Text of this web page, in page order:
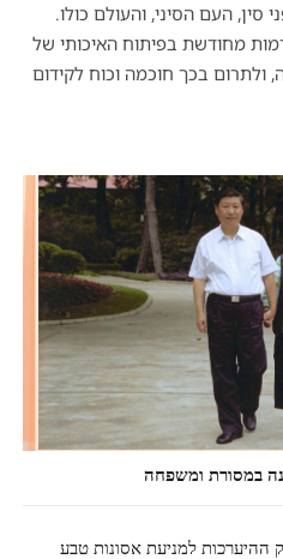
סין, העם הסיני, והעולם כולו.
מחודשת בפיתוח האיכותי של
ולתרום בכך חוכמה וכוח לקידום
במסורת ומשפחה
ההיערכות למניעת אסונות טבע